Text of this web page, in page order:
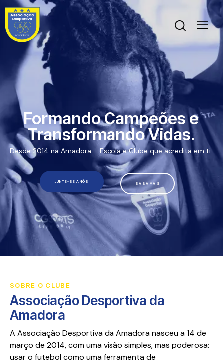
SAIBA MAIS
JUNTE-SE A NÓS
Desde 2014 na Amadora – Escola e Clube que acredita em ti.
Formando Campeões e
Transformando Vidas.
SOBRE O CLUBE
Associação Desportiva da
Amadora
A Associação Desportiva da Amadora nasceu a 14 de
março de 2014, com uma visão simples, mas poderosa:
usar o futebol como uma ferramenta de